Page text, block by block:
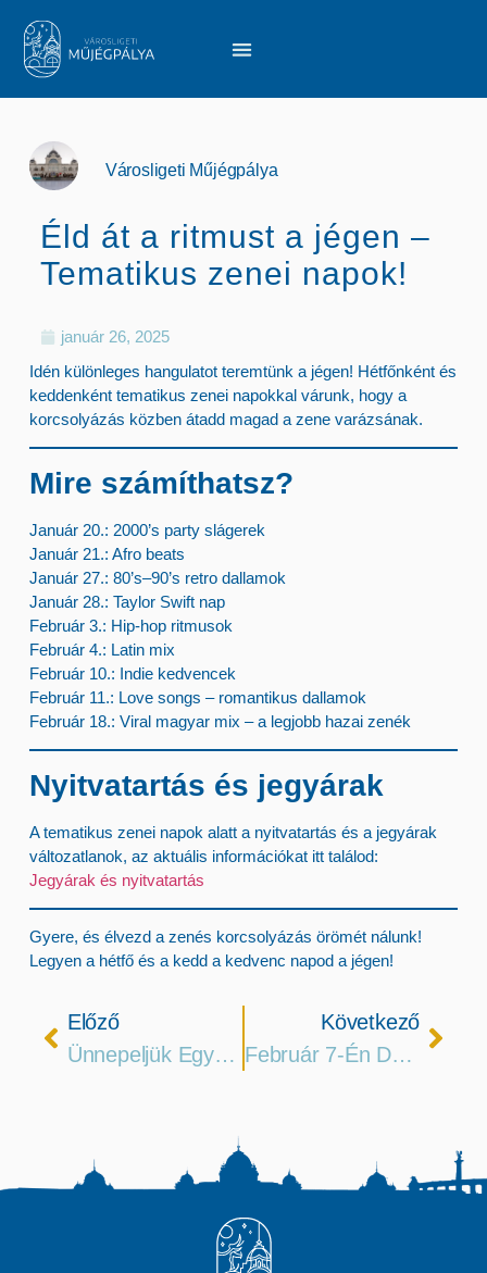
Városligeti Műjégpálya
Éld át a ritmust a jégen –
Tematikus zenei napok!
január 26, 2025
Idén különleges hangulatot teremtünk a jégen! Hétfőnként és
keddenként tematikus zenei napokkal várunk, hogy a
korcsolyázás közben átadd magad a zene varázsának.
Mire számíthatsz?
Január 20.: 2000’s party slágerek
Január 21.: Afro beats
Január 27.: 80’s–90’s retro dallamok
Január 28.: Taylor Swift nap
Február 3.: Hip-hop ritmusok
Február 4.: Latin mix
Február 10.: Indie kedvencek
Február 11.: Love songs – romantikus dallamok
Február 18.: Viral magyar mix – a legjobb hazai zenék
Nyitvatartás és jegyárak
A tematikus zenei napok alatt a nyitvatartás és a jegyárak
változatlanok, az aktuális információkat itt találod:
Jegyárak és nyitvatartás
Gyere, és élvezd a zenés korcsolyázás örömét nálunk!
Legyen a hétfő és a kedd a kedvenc napod a jégen!
Előző
Ünnepeljük Együtt A Városligeti Műjégpálya 155. Évfordulóját!
Következő
Február 7-Én Délután Változik A Nyitvatartásunk